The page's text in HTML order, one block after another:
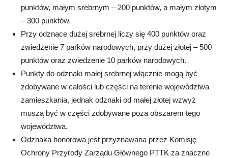
punktów, małym srebrnym – 200 punktów, a małym złotym
– 300 punktów.
Przy odznace dużej srebrnej liczy się 400 punktów oraz
zwiedzenie 7 parków narodowych, przy dużej złotej – 500
punktów oraz zwiedzenie 10 parków narodowych.
Punkty do odznaki małej srebrnej włącznie mogą być
zdobywane w całości lub części na terenie województwa
zamieszkania, jednak odznaki od małej złotej wzwyż
muszą być w części zdobywane poza obszarem tego
województwa.
Odznaka honorowa jest przyznawana przez Komisję
Ochrony Przyrody Zarządu Głównego PTTK za znaczne